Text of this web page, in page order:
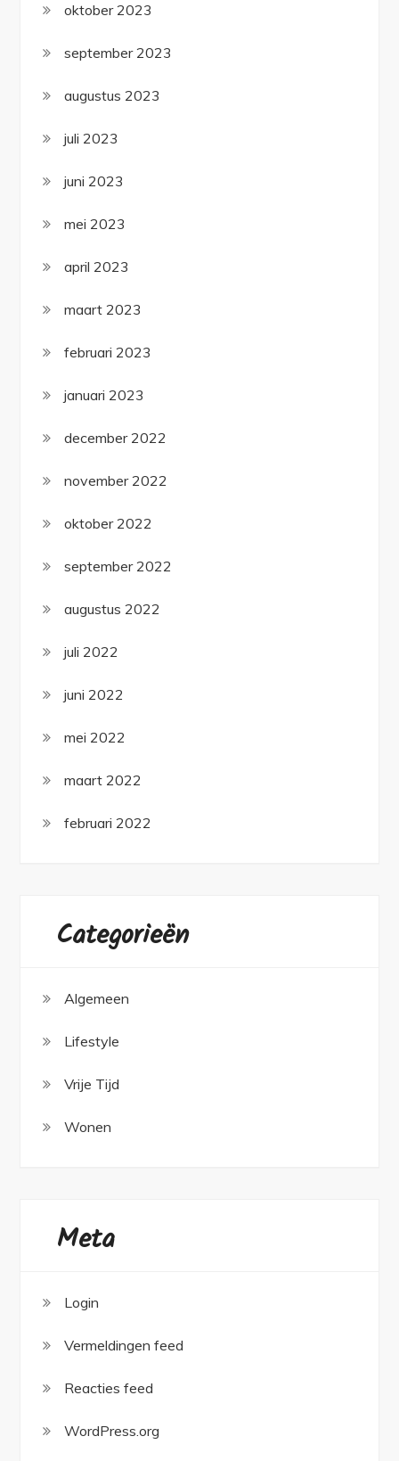
oktober 2023
september 2023
augustus 2023
juli 2023
juni 2023
mei 2023
april 2023
maart 2023
februari 2023
januari 2023
december 2022
november 2022
oktober 2022
september 2022
augustus 2022
juli 2022
juni 2022
mei 2022
maart 2022
februari 2022
Categorieën
Algemeen
Lifestyle
Vrije Tijd
Wonen
Meta
Login
Vermeldingen feed
Reacties feed
WordPress.org